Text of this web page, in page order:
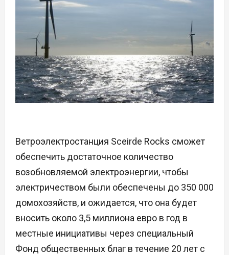
Ветроэлектростанция Sceirde Rocks сможет
обеспечить достаточное количество
возобновляемой электроэнергии, чтобы
электричеством были обеспечены до 350 000
домохозяйств, и ожидается, что она будет
вносить около 3,5 миллиона евро в год в
местные инициативы через специальный
Фонд общественных благ в течение 20 лет с